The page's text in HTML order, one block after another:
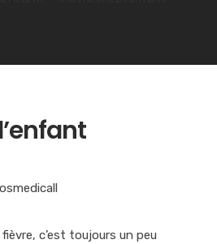
c’est toujours un peu